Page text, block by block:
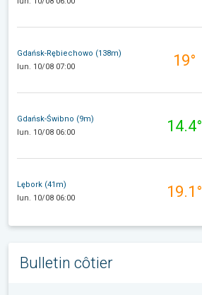
Gdańsk-Rębiechowo (138m)
lun. 10/08 07:00
19°
Gdańsk-Świbno (9m)
lun. 10/08 06:00
14.4°
Lębork (41m)
lun. 10/08 06:00
19.1°
Bulletin côtier